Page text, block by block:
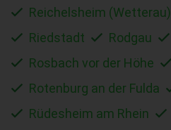
Reichelsheim (Wetterau)
Riedstadt
Rodgau
Rosbach vor der Höhe
Rotenburg an der Fulda
Rüdesheim am Rhein